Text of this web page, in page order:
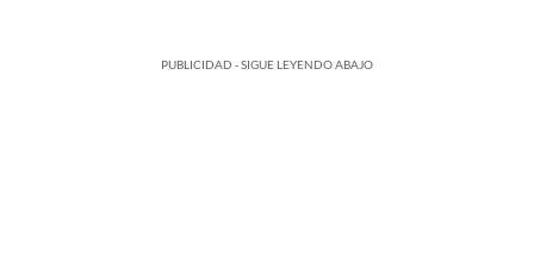
PUBLICIDAD - SIGUE LEYENDO ABAJO